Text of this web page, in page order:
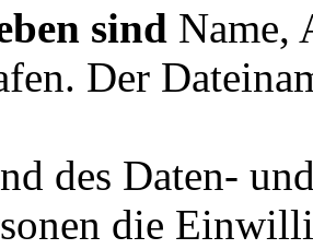
sind Name,
Der
des Daten-
die